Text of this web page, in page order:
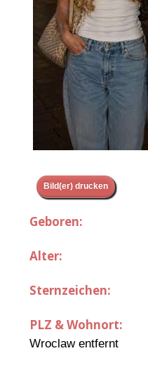
Bild(er) drucken
Geboren:
Alter:
Sternzeichen:
PLZ & Wohnort:
Wroclaw entfernt